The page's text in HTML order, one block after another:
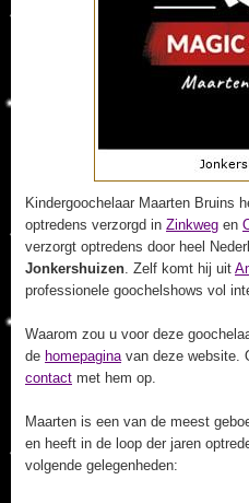
Kindergoochelaar Maarten Bruins
optredens verzorgd in Zinkweg en
verzorgt optredens door heel
Jonkershuizen. Zelf komt hij uit
professionele goochelshows vol
Waarom zou u voor deze
de homepaginavan deze website.
contact met hem op.
Maarten is een van de meest
en heeft in de loop der jaren
volgende gelegenheden: